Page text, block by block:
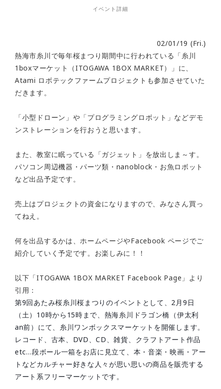
イベント詳細
02/01/19 (Fri.)
熱海市糸川で毎年桜まつり期間中に行われている「糸川
1boxマーケット（ITOGAWA 1BOX MARKET）」に、
Atami ロボテックファームプロジェクトも参加させていた
だきます。
「小型ドローン」や「プログラミングロボット」などデモ
ンストレーションを行おうと思います。
また、教室に眠っている「ガジェット」を放出しま～す。
パソコン周辺機器・パーツ類・nanoblock・お魚ロボット
など出品予定です。
売上はプロジェクトの資金になりますので、みなさん買っ
てねえ。
何を出品するかは、ホームページやFacebook ページでご
紹介していく予定です。お楽しみに！！
以下「ITOGAWA 1BOX MARKET Facebook Page」より
引用：
第9回あたみ桜糸川桜まつりのイベントとして、2月9日
（土）10時から15時まで、熱海糸川ドラゴン橋（伊太利
an前）にて、糸川ワンボックスマーケットを開催します。
レコード、古本、DVD、CD、雑貨、クラフトアート作品
etc…段ボール一箱をお店に見立て、本・音楽・映画・アー
トなどカルチャー好きな人々が思い思いの商品を販売する
アート系フリーマーケットです。